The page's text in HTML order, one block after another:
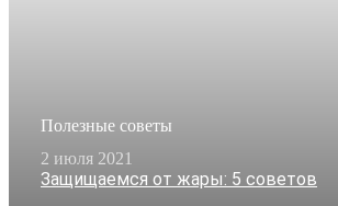
Полезные советы
2 июля 2021
Защищаемся от жары: 5 советов